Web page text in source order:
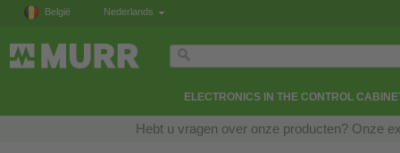
België Nederlands
ELECTRONICS IN THE CONTROL
Hebt u vragen over onze producten? Onze